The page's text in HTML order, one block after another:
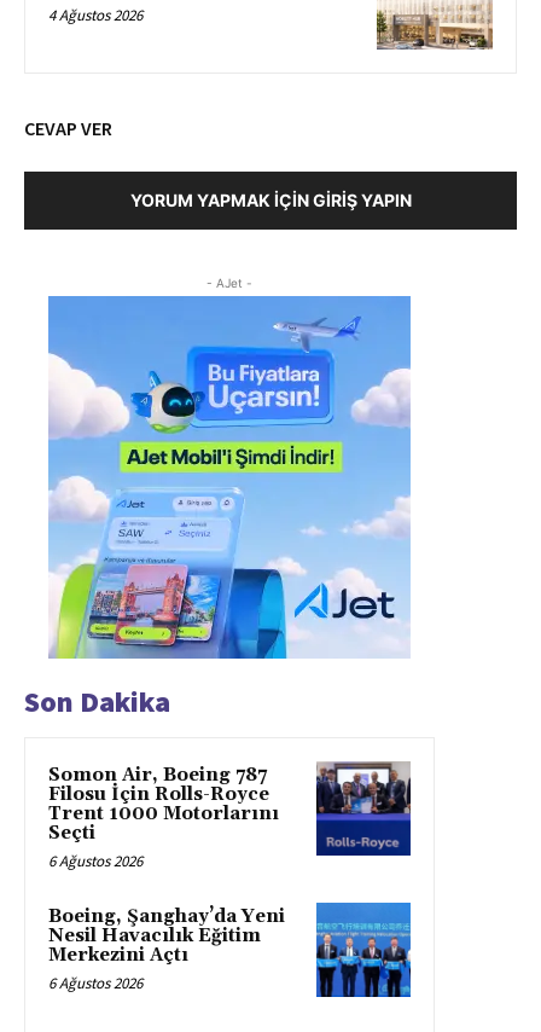
4 Ağustos 2026
CEVAP VER
YORUM YAPMAK İÇIN GIRIŞ YAPIN
- AJet -
Son Dakika
Somon Air, Boeing 787
Filosu İçin Rolls-Royce
Trent 1000 Motorlarını
Seçti
6 Ağustos 2026
Boeing, Şanghay’da Yeni
Nesil Havacılık Eğitim
Merkezini Açtı
6 Ağustos 2026